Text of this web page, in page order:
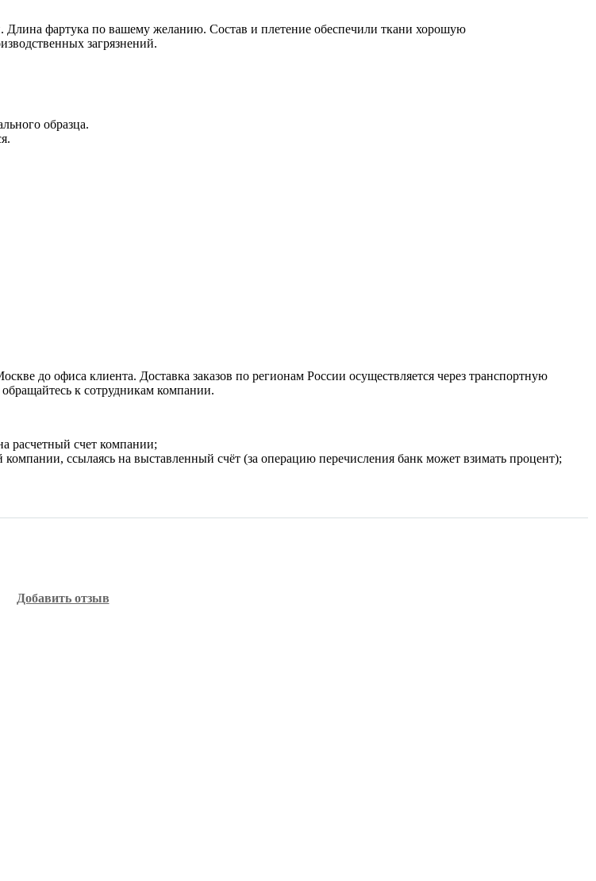
Длина фартука по вашему желанию. Состав и плетение обеспечили ткани хорошую
загрязнений.
образца.
до офиса клиента. Доставка заказов по регионам России осуществляется через транспортную
к сотрудникам компании.
расчетный счет компании;
ссылаясь на выставленный счёт (за операцию перечисления банк может взимать процент);
Добавить отзыв